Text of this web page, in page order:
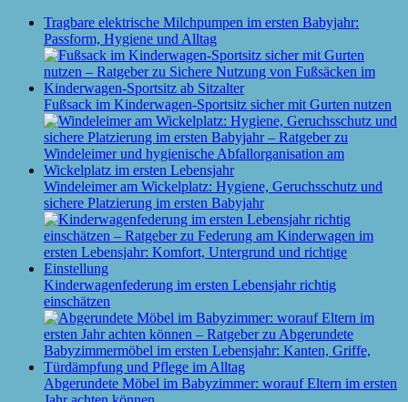
Tragbare elektrische Milchpumpen im ersten Babyjahr:
Passform, Hygiene und Alltag
Fußsack im Kinderwagen-Sportsitz sicher mit Gurten nutzen
Windeleimer am Wickelplatz: Hygiene, Geruchsschutz und
sichere Platzierung im ersten Babyjahr
Kinderwagenfederung im ersten Lebensjahr richtig
einschätzen
Abgerundete Möbel im Babyzimmer: worauf Eltern im ersten